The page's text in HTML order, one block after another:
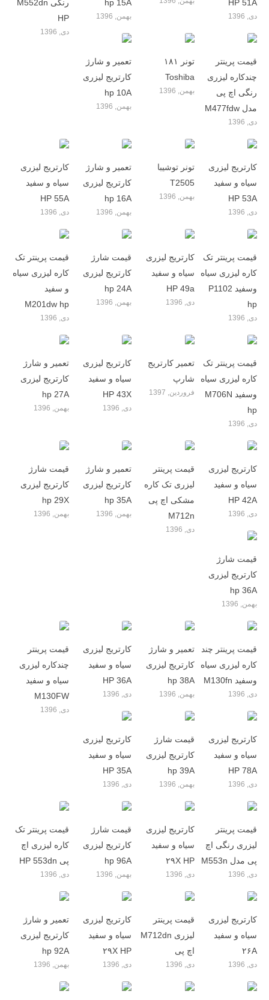
رنگی M552dn
HP
دی, 1396
hp 15A
بهمن, 1396
HP 51A
دی, 1396
تعمیر و شارژ
کارتریج لیزری
hp 10A
بهمن, 1396
تونر ۱۸۱
Toshiba
بهمن, 1396
قیمت پرینتر
چندکاره لیزری
رنگی اچ پی
مدل M477fdw
دی, 1396
کارتریج لیزری
سیاه و سفید
HP 55A
دی, 1396
تعمیر و شارژ
کارتریج لیزری
hp 16A
بهمن, 1396
تونر توشیبا
T2505
بهمن, 1396
کارتریج لیزری
سیاه و سفید
HP 53A
دی, 1396
قیمت پرینتر تک
کاره لیزری سیاه
و سفید
M201dw hp
دی, 1396
قیمت شارژ
کارتریج لیزری
hp 24A
بهمن, 1396
کارتریج لیزری
سیاه و سفید
HP 49a
دی, 1396
قیمت پرینتر تک
کاره لیزری سیاه
وسفید P1102
hp
دی, 1396
تعمیر و شارژ
کارتریج لیزری
hp 27A
بهمن, 1396
کارتریج لیزری
سیاه و سفید
HP 43X
دی, 1396
تعمیر کارتریج
شارپ
فروردین, 1397
قیمت پرینتر تک
کاره لیزری سیاه
وسفید M706N
hp
دی, 1396
قیمت شارژ
کارتریج لیزری
hp 29X
بهمن, 1396
تعمیر و شارژ
کارتریج لیزری
hp 35A
بهمن, 1396
قیمت پرینتر
لیزری تک کاره
مشکی اچ پی
M712n
دی, 1396
کارتریج لیزری
سیاه و سفید
HP 42A
دی, 1396
قیمت شارژ
کارتریج لیزری
hp 36A
بهمن, 1396
قیمت پرینتر
چندکاره لیزری
سیاه و سفید
M130FW
دی, 1396
کارتریج لیزری
سیاه و سفید
HP 36A
دی, 1396
تعمیر و شارژ
کارتریج لیزری
hp 38A
بهمن, 1396
قیمت پرینتر چند
کاره لیزری سیاه
وسفید M130fn
دی, 1396
کارتریج لیزری
سیاه و سفید
HP 35A
دی, 1396
قیمت شارژ
کارتریج لیزری
hp 39A
بهمن, 1396
کارتریج لیزری
سیاه و سفید
HP 78A
دی, 1396
قیمت پرینتر تک
کاره لیزری اچ
پی HP 553dn
دی, 1396
قیمت شارژ
کارتریج لیزری
hp 96A
بهمن, 1396
کارتریج لیزری
سیاه و سفید
۲۹X HP
دی, 1396
قیمت پرینتر
لیزری رنگی اچ
پی مدل M553n
دی, 1396
تعمیر و شارژ
کارتریج لیزری
hp 92A
بهمن, 1396
کارتریج لیزری
سیاه و سفید
۲۹X HP
دی, 1396
قیمت پرینتر
لیزری M712dn
اچ پی
دی, 1396
کارتریج لیزری
سیاه و سفید
۲۶A
دی, 1396